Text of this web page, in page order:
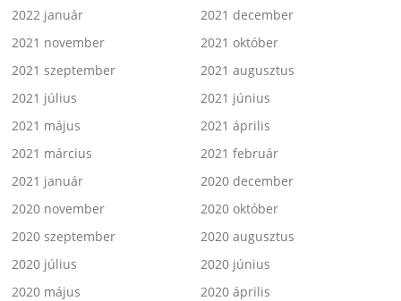
2022 január
2021 december
2021 november
2021 október
2021 szeptember
2021 augusztus
2021 július
2021 június
2021 május
2021 április
2021 március
2021 február
2021 január
2020 december
2020 november
2020 október
2020 szeptember
2020 augusztus
2020 július
2020 június
2020 május
2020 április